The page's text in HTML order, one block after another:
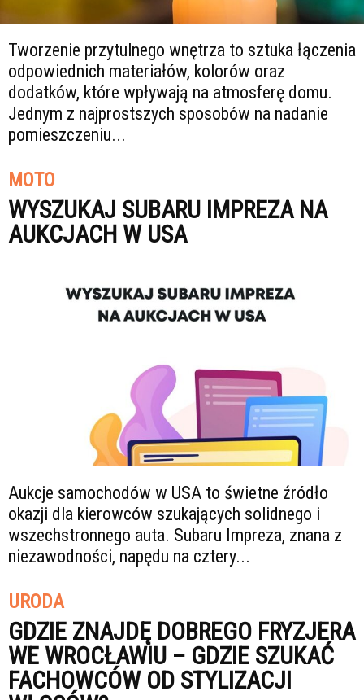
Tworzenie przytulnego wnętrza to sztuka łączenia
odpowiednich materiałów, kolorów oraz
dodatków, które wpływają na atmosferę domu.
Jednym z najprostszych sposobów na nadanie
pomieszczeniu...
MOTO
WYSZUKAJ SUBARU IMPREZA NA
AUKCJACH W USA
Aukcje samochodów w USA to świetne źródło
okazji dla kierowców szukających solidnego i
wszechstronnego auta. Subaru Impreza, znana z
niezawodności, napędu na cztery...
URODA
GDZIE ZNAJDĘ DOBREGO FRYZJERA
WE WROCŁAWIU – GDZIE SZUKAĆ
FACHOWCÓW OD STYLIZACJI